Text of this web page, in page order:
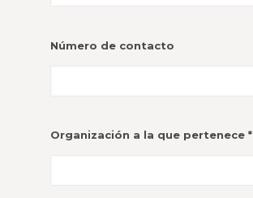
Número de contacto
Organización a la que pertenece *